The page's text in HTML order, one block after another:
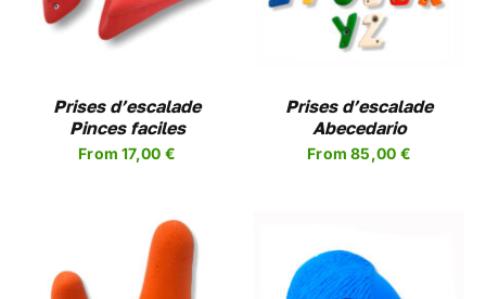
Prises d’escalade
Pinces faciles
From 17,00 €
A
PLUSIEURS
OPTIONS
PEUVENT
ÊTRE
PRODUIT
Prises d’escalade
Abecedario
From 85,00 €